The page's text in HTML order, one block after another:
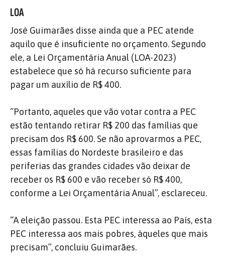
LOA
José Guimarães disse ainda que a PEC atende
aquilo que é insuficiente no orçamento. Segundo
ele, a Lei Orçamentária Anual (LOA-2023)
estabelece que só há recurso suficiente para
pagar um auxílio de R$ 400.
“Portanto, aqueles que vão votar contra a PEC
estão tentando retirar R$ 200 das famílias que
precisam dos R$ 600. Se não aprovarmos a PEC,
essas famílias do Nordeste brasileiro e das
periferias das grandes cidades vão deixar de
receber os R$ 600 e vão receber só R$ 400,
conforme a Lei Orçamentária Anual”, esclareceu.
“A eleição passou. Esta PEC interessa ao País, esta
PEC interessa aos mais pobres, àqueles que mais
precisam”, concluiu Guimarães.